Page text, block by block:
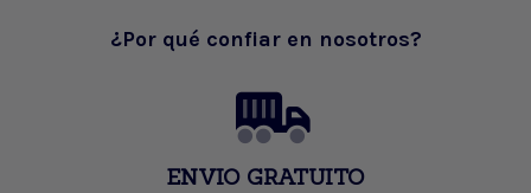
¿Por qué confiar en nosotros?
ENVIO GRATUITO